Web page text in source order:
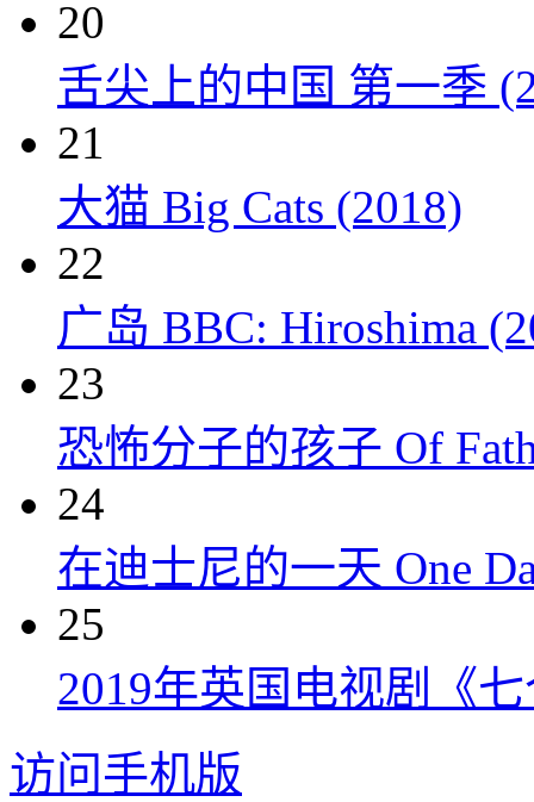
20
舌尖上的中国 第一季
21
大猫 Big Cats (2018)
22
广岛 BBC: Hiroshima
23
恐怖分子的孩子 Of
24
在迪士尼的一天 One
25
2019年英国电视剧《
访问手机版